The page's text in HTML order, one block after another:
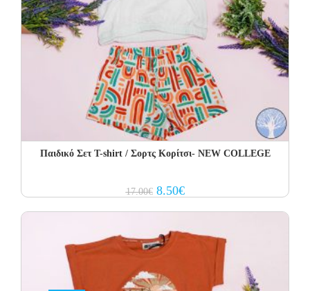
Παιδικό Σετ T-shirt / Σορτς Κορίτσι- NEW COLLEGE
17.00€ Original
price
8.50€Current
price